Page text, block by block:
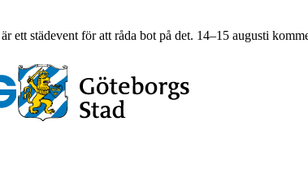
ett städevent för att råda bot på det. 14–15 augusti